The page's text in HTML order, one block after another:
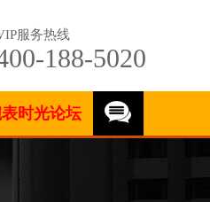
服务热线
188-5020
时光论坛